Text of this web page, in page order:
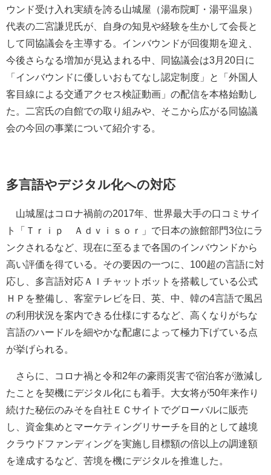
ウンド受け入れ実績を誇る山城屋（湯布院町・湯平温泉）
代表の二宮謙児氏が、自身の知見や経験を生かして会長と
して同協議会を主導する。インバウンドが回復期を迎え、
今後さらなる増加が見込まれる中、同協議会は3月20日に
「インバウンドに優しいおもてなし認定制度」と「外国人
客目線による交通アクセス検証動画」の配信を本格始動し
た。二宮氏の自館での取り組みや、そこから広がる同協議
会の今回の事業について紹介する。
多言語やデジタル化への対応
山城屋はコロナ禍前の2017年、世界最大手の口コミサイ
ト「Ｔｒｉｐ Ａｄｖｉｓｏｒ」で日本の旅館部門3位にラ
ンクされるなど、現在に至るまで各国のインバウンドから
高い評価を得ている。その要因の一つに、100超の言語に対
応し、多言語対応ＡＩチャットボットを搭載している公式
ＨＰを整備し、客室テレビを日、英、中、韓の4言語で風呂
の利用状況を案内できる仕様にするなど、高くなりがちな
言語のハードルを細やかな配慮によって極力下げている点
が挙げられる。
さらに、コロナ禍と令和2年の豪雨災害で宿泊客が激減し
たことを契機にデジタル化にも着手。大女将が50年来作り
続けた秘伝のみそを自社ＥＣサイトでグローバルに販売
し、資金集めとマーケティングリサーチを目的として越境
クラウドファンディングを実施し目標額の倍以上の調達額
を達成するなど、苦境を機にデジタルを推進した。